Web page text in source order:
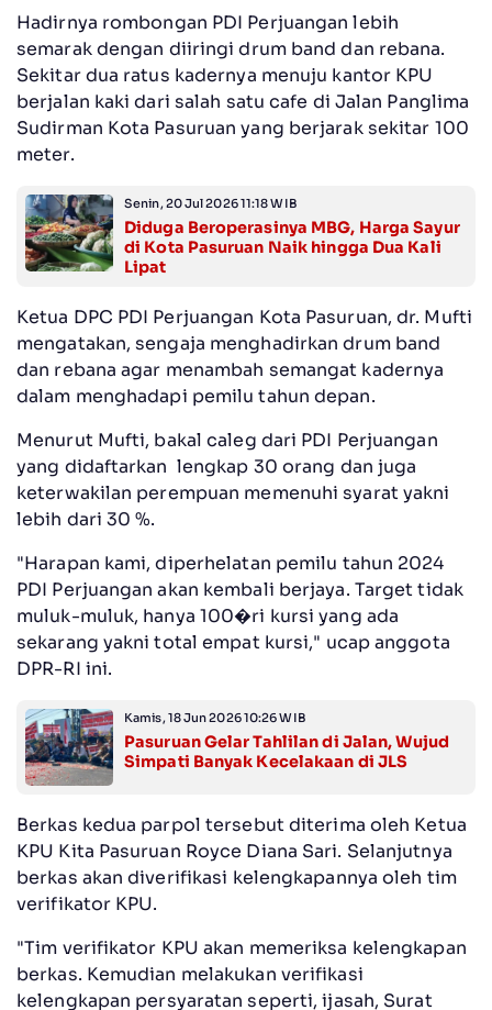
Hadirnya rombongan PDI Perjuangan lebih
semarak dengan diiringi drum band dan rebana.
Sekitar dua ratus kadernya menuju kantor KPU
berjalan kaki dari salah satu cafe di Jalan Panglima
Sudirman Kota Pasuruan yang berjarak sekitar 100
meter.
Senin, 20 Jul 2026 11:18 WIB
Diduga Beroperasinya MBG, Harga Sayur
di Kota Pasuruan Naik hingga Dua Kali
Lipat
Ketua DPC PDI Perjuangan Kota Pasuruan, dr. Mufti
mengatakan, sengaja menghadirkan drum band
dan rebana agar menambah semangat kadernya
dalam menghadapi pemilu tahun depan.
Menurut Mufti, bakal caleg dari PDI Perjuangan
yang didaftarkan lengkap 30 orang dan juga
keterwakilan perempuan memenuhi syarat yakni
lebih dari 30 %.
"Harapan kami, diperhelatan pemilu tahun 2024
PDI Perjuangan akan kembali berjaya. Target tidak
muluk-muluk, hanya 100�ri kursi yang ada
sekarang yakni total empat kursi," ucap anggota
DPR-RI ini.
Kamis, 18 Jun 2026 10:26 WIB
Pasuruan Gelar Tahlilan di Jalan, Wujud
Simpati Banyak Kecelakaan di JLS
Berkas kedua parpol tersebut diterima oleh Ketua
KPU Kita Pasuruan Royce Diana Sari. Selanjutnya
berkas akan diverifikasi kelengkapannya oleh tim
verifikator KPU.
"Tim verifikator KPU akan memeriksa kelengkapan
berkas. Kemudian melakukan verifikasi
kelengkapan persyaratan seperti, ijasah, Surat